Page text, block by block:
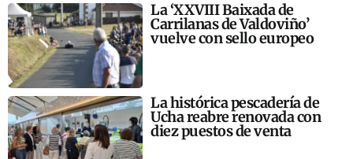
La ‘XXVIII Baixada de
Carrilanas de Valdoviño’
vuelve con sello europeo
La histórica pescadería de
Ucha reabre renovada con
diez puestos de venta